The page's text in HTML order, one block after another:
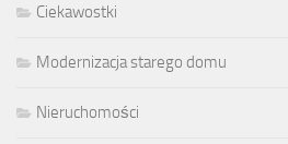
Ciekawostki
Modernizacja starego domu
Nieruchomości